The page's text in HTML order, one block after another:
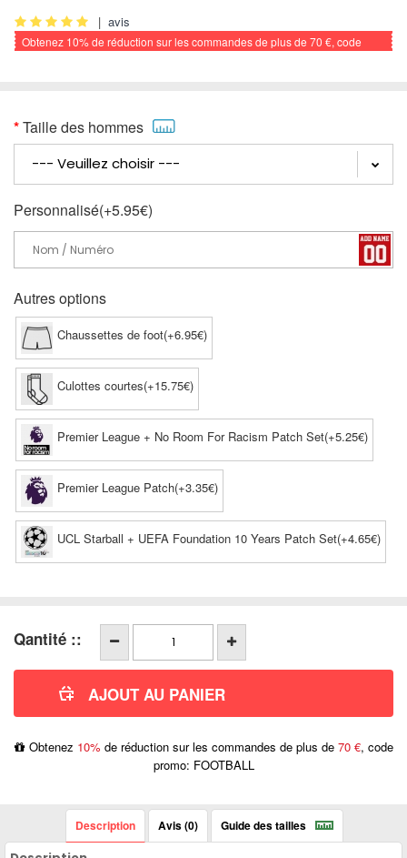
| avis
Obtenez 10%de réduction sur les commandes de plus de 70 €, code
Taille des hommes
Personnalisé(+5.95€)
Autres options
Chaussettes de foot(+6.95€)
Culottes courtes(+15.75€)
Premier League + No Room For Racism Patch Set(+5.25€)
Premier League Patch(+3.35€)
UCL Starball + UEFA Foundation 10 Years Patch Set(+4.65€)
Qantité ::
Obtenez 10% de réduction sur les commandes de plus de 70 €, code
promo: FOOTBALL
Description Avis (0) Guide des tailles